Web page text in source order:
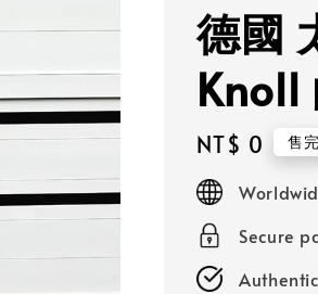
德國
Knoll
Regular
price
NT$ 0 售完
Secure